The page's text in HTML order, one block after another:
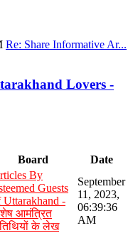
Re: Share Informative Ar...
Lovers -
Board Date
By
Guests
Uttarakhand -
आमंत्रित
के लेख
September
11, 2023,
06:39:36
AM